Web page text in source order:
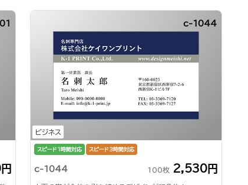
ビジネス
c-1044
スピード1時間対応 スピード3時間対応
c-1044 100枚 2,530円